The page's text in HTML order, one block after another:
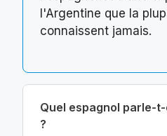
l'Argentine que la
connaissent jamais.
Quel espagnol parle-
?